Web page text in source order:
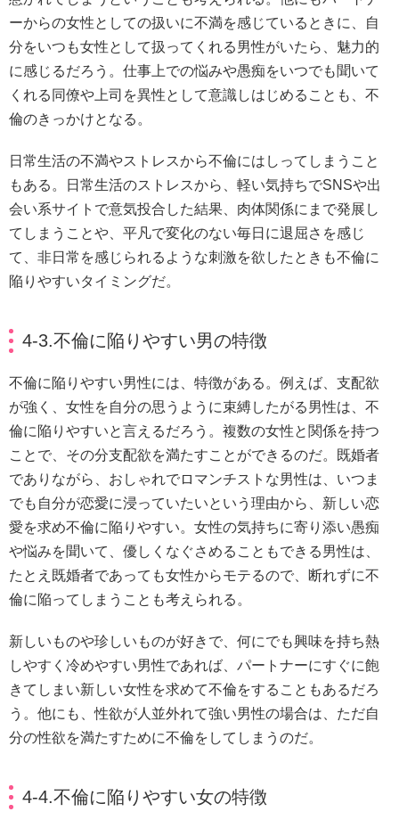
ーからの女性としての扱いに不満を感じているときに、自
分をいつも女性として扱ってくれる男性がいたら、魅力的
に感じるだろう。仕事上での悩みや愚痴をいつでも聞いて
くれる同僚や上司を異性として意識しはじめることも、不
倫のきっかけとなる。
日常生活の不満やストレスから不倫にはしってしまうこと
もある。日常生活のストレスから、軽い気持ちでSNSや出
会い系サイトで意気投合した結果、肉体関係にまで発展し
てしまうことや、平凡で変化のない毎日に退屈さを感じ
て、非日常を感じられるような刺激を欲したときも不倫に
陥りやすいタイミングだ。
4-3.不倫に陥りやすい男の特徴
不倫に陥りやすい男性には、特徴がある。例えば、支配欲
が強く、女性を自分の思うように束縛したがる男性は、不
倫に陥りやすいと言えるだろう。複数の女性と関係を持つ
ことで、その分支配欲を満たすことができるのだ。既婚者
でありながら、おしゃれでロマンチストな男性は、いつま
でも自分が恋愛に浸っていたいという理由から、新しい恋
愛を求め不倫に陥りやすい。女性の気持ちに寄り添い愚痴
や悩みを聞いて、優しくなぐさめることもできる男性は、
たとえ既婚者であっても女性からモテるので、断れずに不
倫に陥ってしまうことも考えられる。
新しいものや珍しいものが好きで、何にでも興味を持ち熱
しやすく冷めやすい男性であれば、パートナーにすぐに飽
きてしまい新しい女性を求めて不倫をすることもあるだろ
う。他にも、性欲が人並外れて強い男性の場合は、ただ自
分の性欲を満たすために不倫をしてしまうのだ。
4-4.不倫に陥りやすい女の特徴